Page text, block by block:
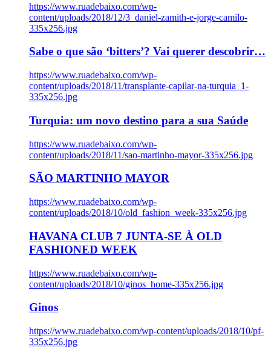
https://www.ruadebaixo.com/wp-
content/uploads/2018/12/3_daniel-zamith-e-jorge-camilo-
335x256.jpg
Sabe o que são ‘bitters’? Vai querer descobrir…
https://www.ruadebaixo.com/wp-
content/uploads/2018/11/transplante-capilar-na-turquia_1-
335x256.jpg
Turquia: um novo destino para a sua Saúde
https://www.ruadebaixo.com/wp-
content/uploads/2018/11/sao-martinho-mayor-335x256.jpg
SÃO MARTINHO MAYOR
https://www.ruadebaixo.com/wp-
content/uploads/2018/10/old_fashion_week-335x256.jpg
HAVANA CLUB 7 JUNTA-SE À OLD
FASHIONED WEEK
https://www.ruadebaixo.com/wp-
content/uploads/2018/10/ginos_home-335x256.jpg
Ginos
https://www.ruadebaixo.com/wp-content/uploads/2018/10/pf-
335x256.jpg